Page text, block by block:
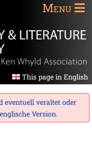
Menu
This page in English
eventuell veraltet oder
englische Version.